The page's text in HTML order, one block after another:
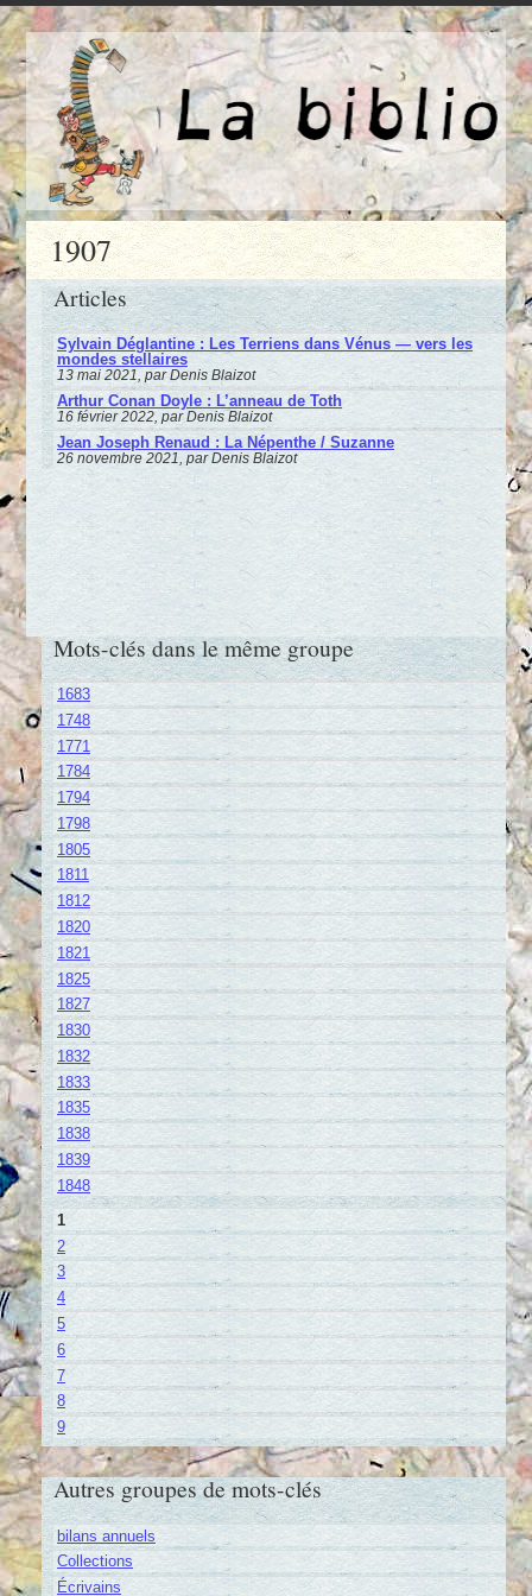
1907
Articles
Sylvain Déglantine : Les Terriens dans Vénus — vers les
mondes stellaires
13 mai 2021, par Denis Blaizot
Arthur Conan Doyle : L’anneau de Toth
16 février 2022, par Denis Blaizot
Jean Joseph Renaud : La Népenthe / Suzanne
26 novembre 2021, par Denis Blaizot
Mots-clés dans le même groupe
1683
1748
1771
1784
1794
1798
1805
1811
1812
1820
1821
1825
1827
1830
1832
1833
1835
1838
1839
1848
1
2
3
4
5
6
7
8
9
Autres groupes de mots-clés
bilans annuels
Collections
Écrivains